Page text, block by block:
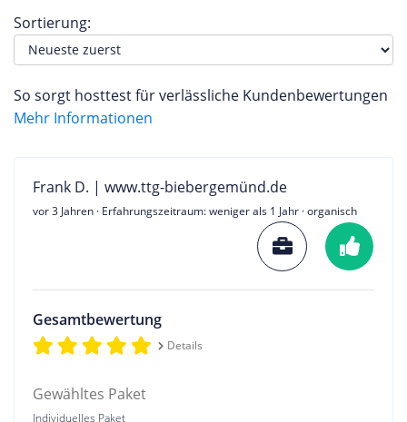
Sortierung:
So sorgt hosttest für verlässliche Kundenbewertungen
Mehr Informationen
Frank D. | www.ttg-biebergemünd.de
vor 3 Jahren · Erfahrungszeitraum: weniger als 1 Jahr · organisch
Gesamtbewertung
Details
Gewähltes Paket
Individuelles Paket